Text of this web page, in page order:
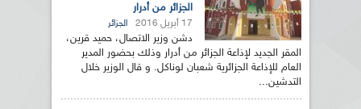
الجزائر من أدرار
17 أبريل 2016 الجزائر
دشن وزير الاتصال، حميد قرين،
المقر الجديد لإذاعة الجزائر من أدرار وذلك بحضور المدير
العام للإذاعة الجزائرية شعبان لوناكل. و قال الوزير خلال
التدشين...